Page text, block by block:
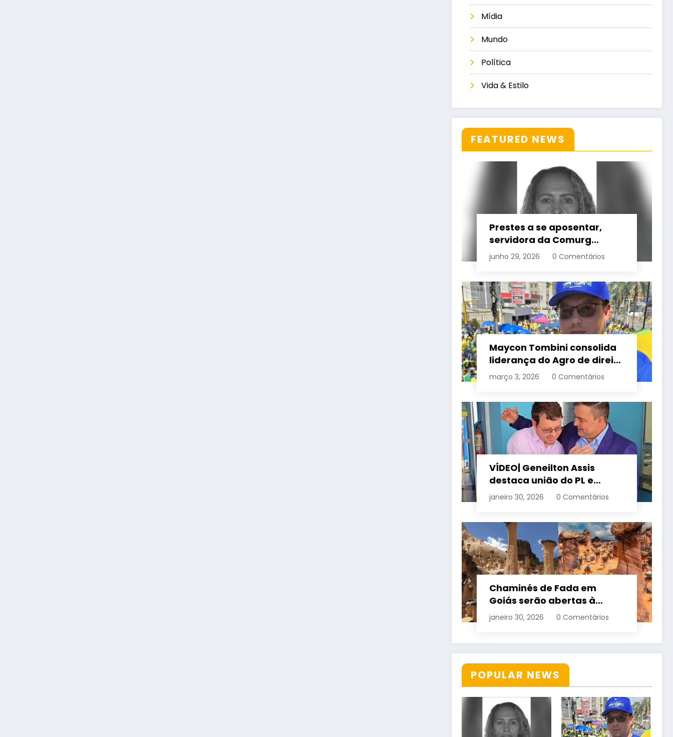
Mídia
Mundo
Política
Vida & Estilo
FEATURED NEWS
Prestes a se aposentar,
servidora da Comurg
atropelada por bêbado
entra em protocolo de
junho 29, 2026 0 Comentários
Maycon Tombini consolida
liderança do Agro de direita
em manifestação “Acorda
Brasil” em Goiânia
março 3, 2026 0 Comentários
VÍDEO| Geneilton Assis
destaca união do PL e
consolidação de apoio a
Maycon Tombini em Jataí
janeiro 30, 2026 0 Comentários
Chaminés de Fada em
Goiás serão abertas à
visitação controlada
janeiro 30, 2026 0 Comentários
POPULAR NEWS